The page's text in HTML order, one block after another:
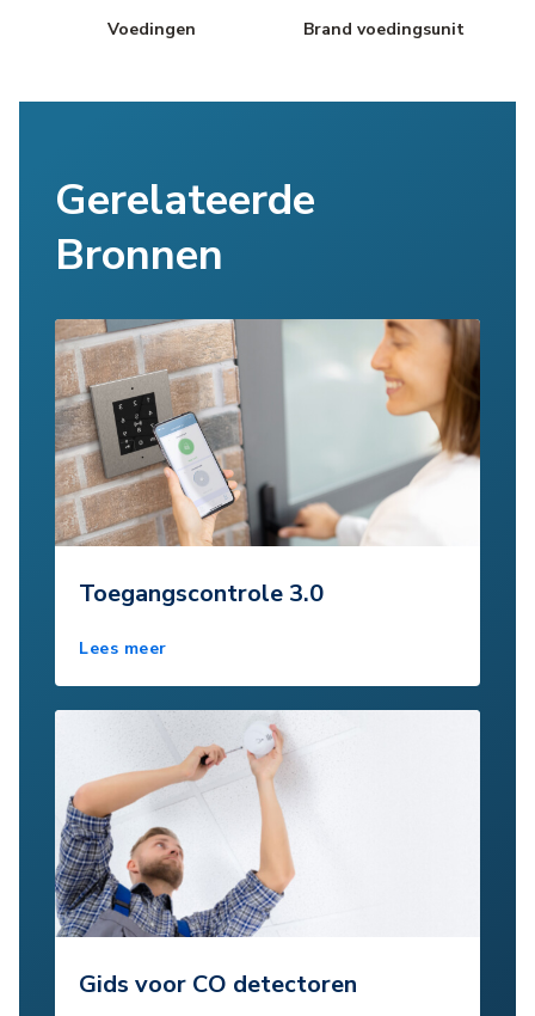
Voedingen Brand voedingsunit
Gerelateerde
Bronnen
Toegangscontrole 3.0
Lees meer
Gids voor CO detectoren